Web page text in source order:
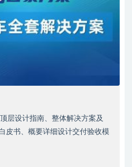
层设计指南、整体解决方案及
皮书、概要详细设计交付验收模